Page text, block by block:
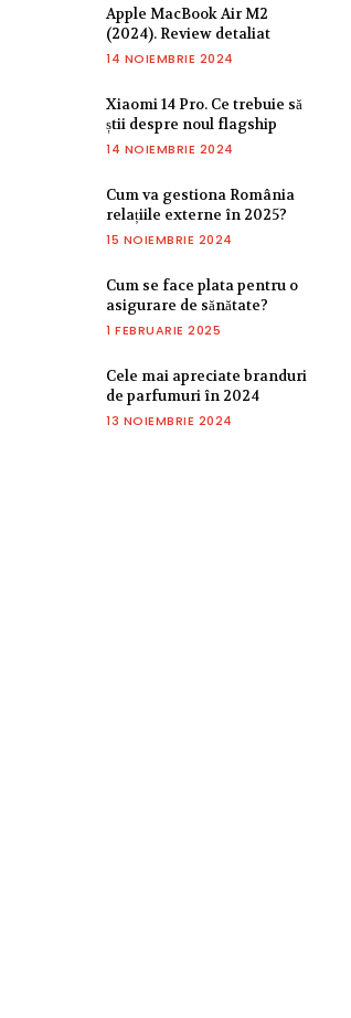
Apple MacBook Air M2
(2024). Review detaliat
14 NOIEMBRIE 2024
Xiaomi 14 Pro. Ce trebuie să
știi despre noul flagship
14 NOIEMBRIE 2024
Cum va gestiona România
relațiile externe în 2025?
15 NOIEMBRIE 2024
Cum se face plata pentru o
asigurare de sănătate?
1 FEBRUARIE 2025
Cele mai apreciate branduri
de parfumuri în 2024
13 NOIEMBRIE 2024